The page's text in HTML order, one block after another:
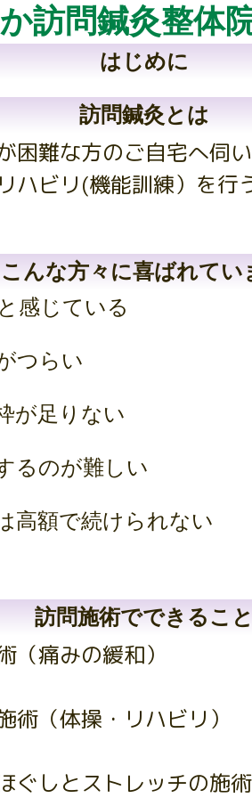
灸整体
はじめに
訪問鍼灸とは
困難な方のご自宅へ伺
ハビリ(機能訓練）を行
こんな方々に喜ばれてい
感じている
つらい
が足りない
るのが難しい
高額で続けられない
訪問施術でできるこ
痛みの緩和）
（体操・リハビリ）
ぐしとストレッチの施術